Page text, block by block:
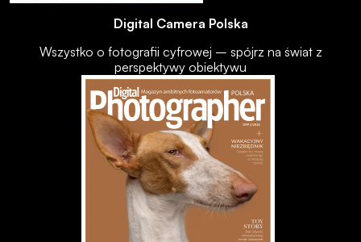
Digital Camera Polska
Wszystko o fotografii cyfrowej – spójrz na świat z
perspektywy obiektywu